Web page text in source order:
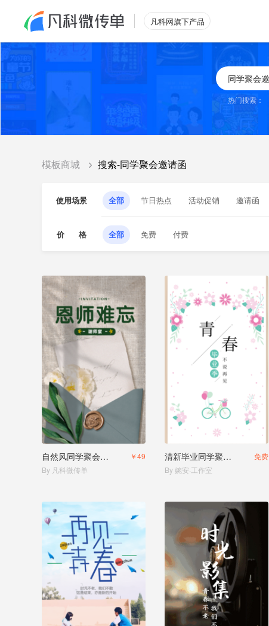
凡科网旗下产品
热门搜索：
模板商城 搜索-同学聚会邀请函
使用场景 全部 节日热点 活动促销 邀请函
价 格 全部 免费 付费
自然风同学聚会邀请函/谢师宴
￥49
By 凡科微传单
清新毕业同学聚会邀请函
免费
By 婉安·工作室